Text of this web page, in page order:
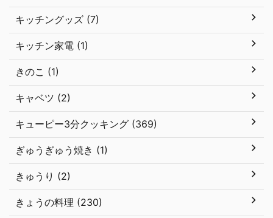
キッチングッズ (7)
キッチン家電 (1)
きのこ (1)
キャベツ (2)
キューピー3分クッキング (369)
ぎゅうぎゅう焼き (1)
きゅうり (2)
きょうの料理 (230)